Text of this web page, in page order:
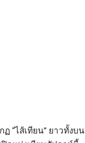
“ไส้เทียน” ยาวทั้งบน